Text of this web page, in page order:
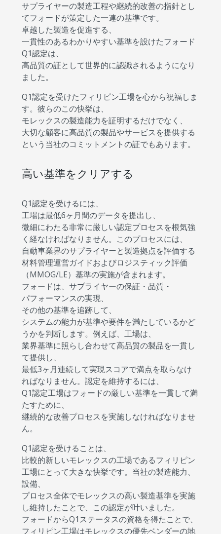
サプライヤーの製造工程や継続的改善の指針とし
てフォードが策定した一連の基準です。
卓越した製造を促進する、
一貫性のあるわかりやすい基準を設けたフォード
Q1認定は、
高品質の証として世界的に認識されるようになり
ました。
Q1認定を受けたフィリピン工場を心から祝福しま
す。彼らのこの快挙は、
モレックスの製造能力を証明するだけでなく、
大切な顧客に高品質の製品やサービスを提供する
という当社のコミットメントの証でもあります。
高い基準をクリアする
Q1認定を受けるには、
工場は最低6ヶ月間のデータを提出し、
微細にわたる非常に厳しい認定プロセスを根気強
く経なければなりません。このプロセスには、
自動車業界のサプライヤーと製造拠点を評価する
材料管理運営ガイドおよびロジスティック評価
（MMOG/LE）基準の実施が含まれます。
フォードは、サプライヤーの保証・品質・
パフォーマンスの実現、
その他の基準を追跡して、
システムの能力が基準や要件を満たしているかど
うかを判断します。例えば、工場は、
業界基準に照らし合わせて高品質の製品を一貫し
て提供し、
最低3ヶ月連続して実現スコアで満点を取らなけ
ればなりません。認定を維持するには、
Q1認定工場はフォードの厳しい基準を一貫して満
たすために、
継続的な改善プロセスを実施しなければなりませ
ん。
Q1認定を受けることは、
比較的新しいモレックスの工場であるフィリピン
工場にとって大きな快挙です。当社の製造能力、
設備、
プロセス全体でモレックスの高い製造基準を実施
し維持したことで、この認定が叶いました。
フォードからQ1ステータスの資格を得たことで、
フィリピン工場はモレックスの優先ベンダーの地